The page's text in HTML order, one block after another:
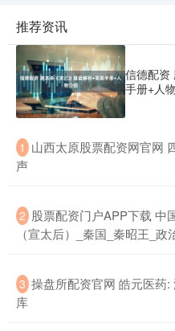
推荐资讯
信德配资
手册+人
1 山西太原股票配资网官网
声
2 股票配资门户APP下载 中
（宣太后）_秦国_秦昭王_政
3 操盘所配资官网 皓元医药
库